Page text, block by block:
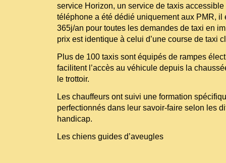
service Horizon, un service de taxis
téléphone a été dédié uniquement aux PMR, il
365j/an pour toutes les demandes de taxi en
prix est identique à celui d’une course de taxi
Plus de 100 taxis sont équipés de rampes
facilitent l’accès au véhicule depuis la
le trottoir.
Les chauffeurs ont suivi une formation
perfectionnés dans leur savoir-faire selon les
handicap.
Les chiens guides d’aveugles